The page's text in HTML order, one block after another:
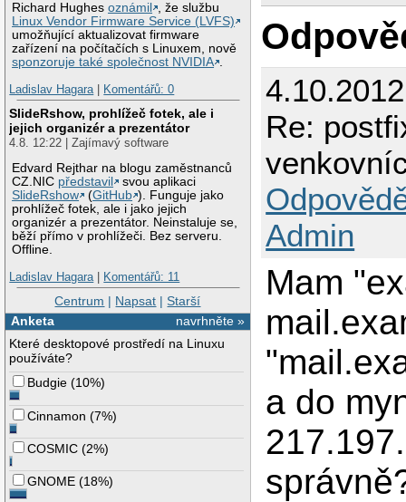
Richard Hughesoznámil
, že službu
Linux Vendor Firmware Service (LVFS)
umožňující aktualizovat firmware
zařízení na počítačích s Linuxem, nově
sponzoruje také společnost NVIDIA .
Ladislav Hagara| Komentářů: 0
SlideRshow, prohlížeč fotek, ale i
jejich organizér a prezentátor
4.8. 12:22 | Zajímavý software
Edvard Rejthar na blogu zaměstnanců
CZ.NIC představil
svou aplikaci
SlideRshow
(GitHub ). Funguje jako
prohlížeč fotek, ale i jako jejich
organizér a prezentátor. Neinstaluje se,
běží přímo v prohlížeči. Bez serveru.
Offline.
Ladislav Hagara| Komentářů: 11
Centrum | Napsat |Starší
navrhněte »
Anketa
Které desktopové prostředí na Linuxu
používáte?
Budgie (10%)
Cinnamon (7%)
COSMIC (2%)
GNOME (18%)
Re:
Admin
Mam
a do